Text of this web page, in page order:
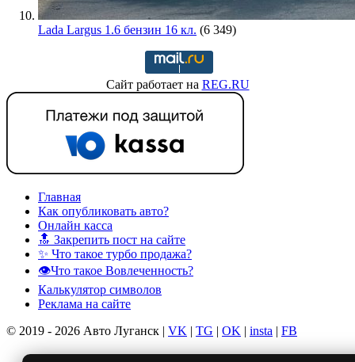
Lada Largus 1.6 бензин 16 кл. (6 349)
Сайт работает на REG.RU
Главная
Как опубликовать авто?
Онлайн касса
🔝 Закрепить пост на сайте
✨ Что такое турбо продажа?
👁️Что такое Вовлеченность?
Калькулятор символов
Реклама на сайте
© 2019 - 2026 Авто Луганск | VK | TG | OK | insta | FB